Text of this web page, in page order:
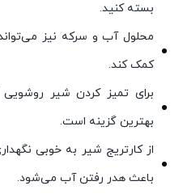
بسته کنید.
محلول آب و سرکه نیز
کمک کند.
برای تمیز کردن شیر
بهترین گزینه است.
از کارتریج شیر به خوبی
باعث هدر رفتن آب می‌شود.